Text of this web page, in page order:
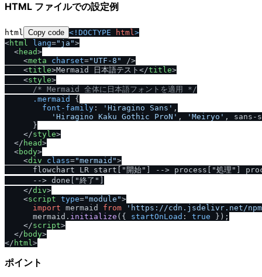
HTML ファイルでの設定例
html Copy code <!DOCTYPE html >
<html lang="ja">
<head>
<meta charset="UTF-8" />
<title>Mermaid 日本語テスト </title>
<style>
/* Mermaid 全体に日本語フォントを適用 */
.mermaid
{
font-family : 'Hiragino Sans' ,
'Hiragino Kaku Gothic ProN' , 'Meiryo' ,
      }
</style>
</ head>
<body>
<div class="mermaid">
flowchart LR start["開始"] --> process["処理"]
      --> done["終了"]
</div>
<script type="module">
import mermaid from
'https://cdn.jsdelivr.net/npm/
      mermaid.
initialize ({ startOnLoad : true });
</script>
</ body>
</ html >
ポイント